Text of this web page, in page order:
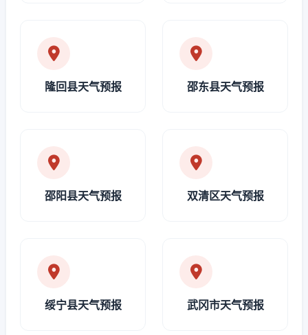
隆回县天气预报 邵东县天气预报
邵阳县天气预报 双清区天气预报
绥宁县天气预报 武冈市天气预报